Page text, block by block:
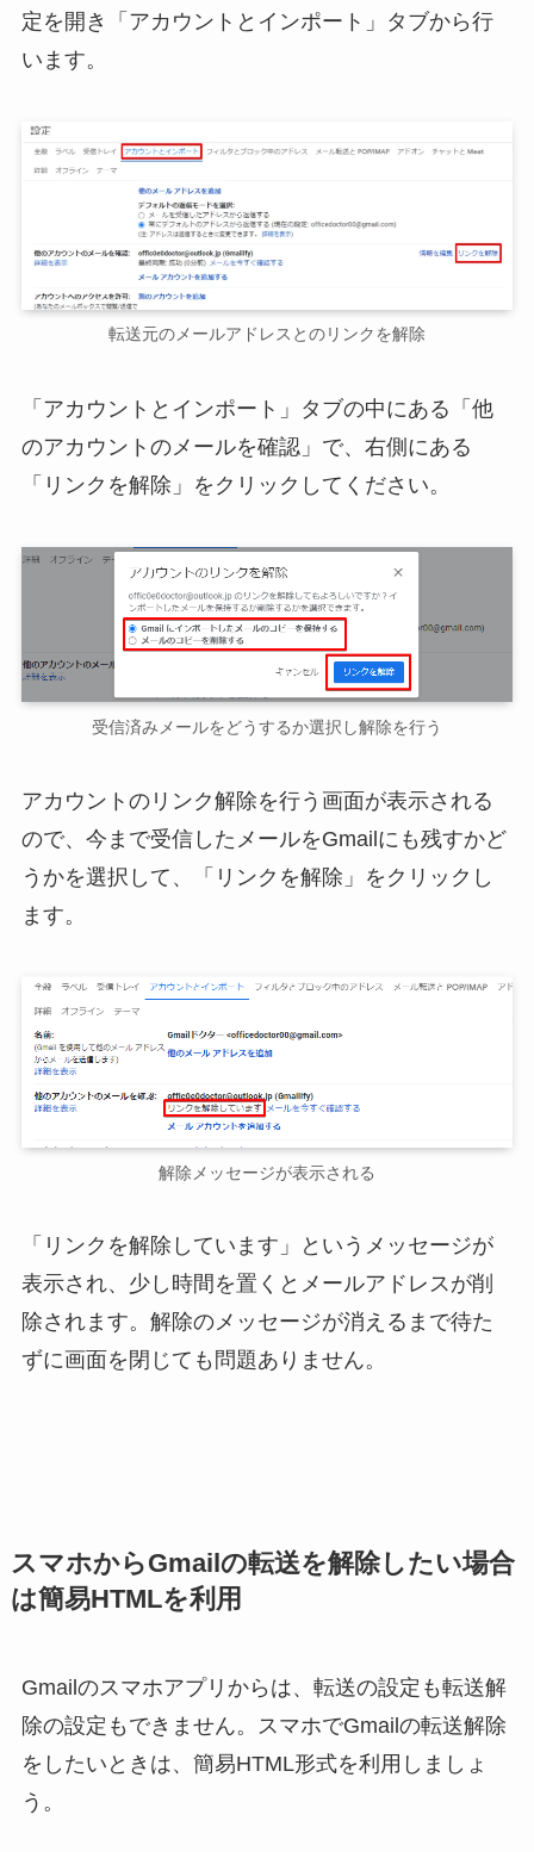
定を開き「アカウントとインポート」タブから行
います。
転送元のメールアドレスとのリンクを解除
「アカウントとインポート」タブの中にある「他
のアカウントのメールを確認」で、右側にある
「リンクを解除」をクリックしてください。
受信済みメールをどうするか選択し解除を行う
アカウントのリンク解除を行う画面が表示される
ので、今まで受信したメールをGmailにも残すかど
うかを選択して、「リンクを解除」をクリックし
ます。
解除メッセージが表示される
「リンクを解除しています」というメッセージが
表示され、少し時間を置くとメールアドレスが削
除されます。解除のメッセージが消えるまで待た
ずに画面を閉じても問題ありません。
スマホからGmailの転送を解除したい場合
は簡易HTMLを利用
Gmailのスマホアプリからは、転送の設定も転送解
除の設定もできません。スマホでGmailの転送解除
をしたいときは、簡易HTML形式を利用しましょ
う。